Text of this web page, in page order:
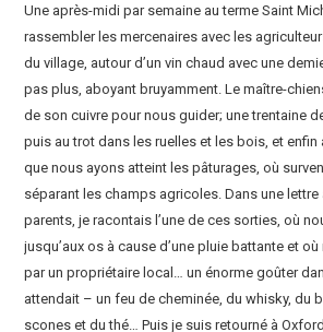
Une après-midi par semaine au terme Saint
rassembler les mercenaires avec les
du village, autour d’un vin chaud avec une
pas plus, aboyant bruyamment. Le maître-
de son cuivre pour nous guider; une trentaine
puis au trot dans les ruelles et les bois, et enfin
que nous ayons atteint les pâturages, où
séparant les champs agricoles. Dans une
parents, je racontais l’une de ces sorties, où
jusqu’aux os à cause d’une pluie battante et
par un propriétaire local… un énorme goûter
attendait – un feu de cheminée, du whisky, du
scones et du thé… Puis je suis retourné à